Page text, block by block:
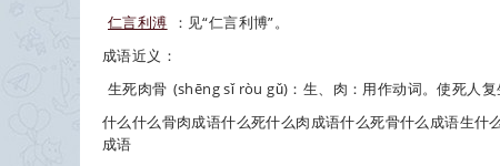
仁言利溥
：见“仁言利博”。
成语近义：
生死肉骨 (shēng sǐ ròu gǔ)：生、肉：用作动词。使死人复
什么什么骨肉成语什么死什么肉成语什么死骨什么成语生
成语